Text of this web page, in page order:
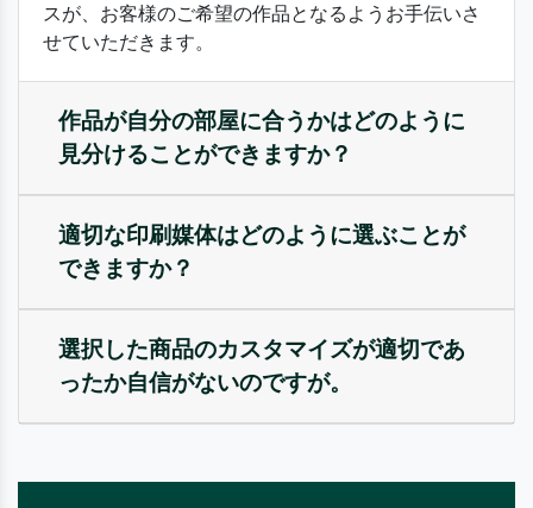
スが、お客様のご希望の作品となるようお手伝いさ
せていただきます。
作品が自分の部屋に合うかはどのように
見分けることができますか？
適切な印刷媒体はどのように選ぶことが
できますか？
選択した商品のカスタマイズが適切であ
ったか自信がないのですが。